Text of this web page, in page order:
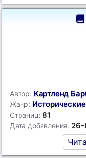
Автор: Картленд
Жанр:
Страниц: 81
Дата добавления: 26-